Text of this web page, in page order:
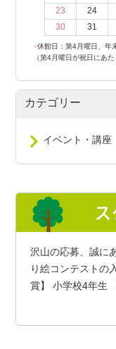
23
24
30
31
●休館日：第4月曜日、年
（第4月曜日が祝日にあ
カテゴリー
イベント・講座
沢山の応募、誠に
り絵コンテストの
賞】 小学校4年生